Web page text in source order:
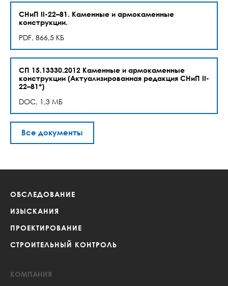
СНиП II-22–81. Каменные и армокаменные
конструкции.
PDF, 866,5 КБ
СП 15.13330.2012 Каменные и армокаменные
конструкции (Актуализированная редакция СНиП II-
22–81*)
DOC, 1,3 МБ
Все документы
ОБСЛЕДОВАНИЕ
ИЗЫСКАНИЯ
ПРОЕКТИРОВАНИЕ
СТРОИТЕЛЬНЫЙ КОНТРОЛЬ
КОМПАНИЯ